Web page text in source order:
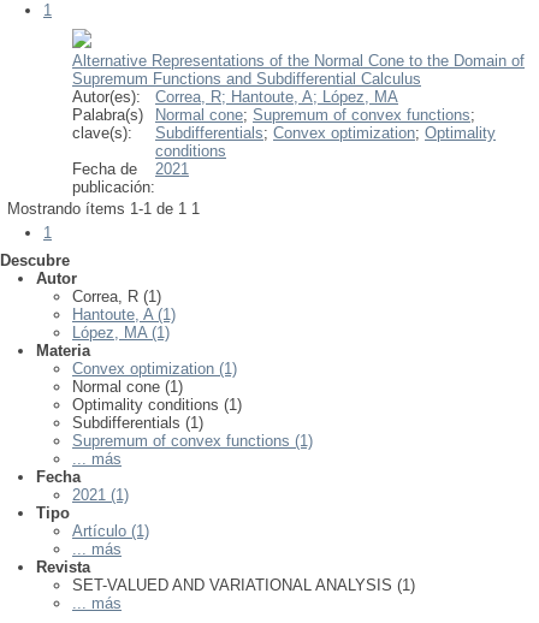
1
Alternative Representations of the Normal Cone to the Domain of
Supremum Functions and Subdifferential Calculus
Autor(es):
Correa, R; Hantoute, A; López, MA
Palabra(s)
clave(s):
Normal cone; Supremum of convex functions;
Subdifferentials; Convex optimization; Optimality
conditions
Fecha de
publicación:
2021
Mostrando ítems 1-1 de 1 1
1
Descubre
Autor
Correa, R (1)
Hantoute, A (1)
López, MA (1)
Materia
Convex optimization (1)
Normal cone (1)
Optimality conditions (1)
Subdifferentials (1)
Supremum of convex functions (1)
... más
Fecha
2021 (1)
Tipo
Artículo (1)
... más
Revista
SET-VALUED AND VARIATIONAL ANALYSIS (1)
... más